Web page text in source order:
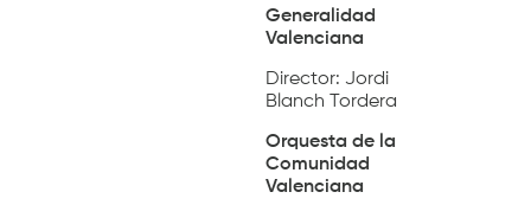
Generalidad
Valenciana
Director: Jordi
Blanch Tordera
Orquesta de la
Comunidad
Valenciana